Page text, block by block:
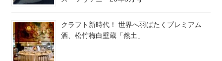
クラフト新時代！ 世界へ羽ばたくプレミアム
酒、松竹梅白壁蔵「然土」